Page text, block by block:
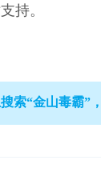
持。
索“金山毒霸”